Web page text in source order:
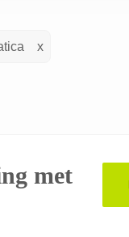
met